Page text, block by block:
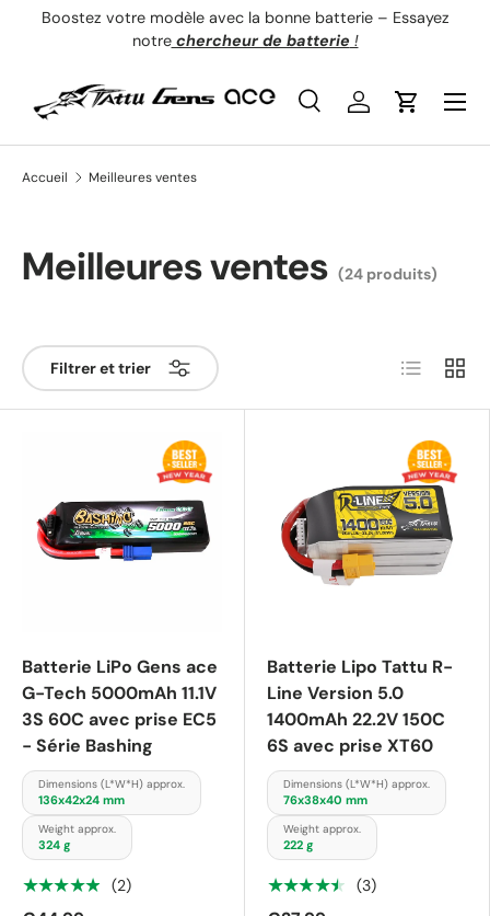
Aller au contenu
Boostez votre modèle avec la bonne batterie – Essayez
notrechercheur de batterie !
Recherche
Type de produit
RechercheSe connecter
Panier
Menu
Accueil Meilleures ventes
Meilleures ventes (24 produits)
Filtrer et trier Liste Grille
Batterie LiPo Gens ace
G-Tech 5000mAh 11.1V
3S 60C avec prise EC5
- Série Bashing
Dimensions (L*W*H) approx.
136x42x24 mm
Weight approx.
324 g
★★★★★ (2)
Batterie Lipo Tattu R-
Line Version 5.0
1400mAh 22.2V 150C
6S avec prise XT60
Dimensions (L*W*H) approx.
76x38x40 mm
Weight approx.
222 g
★★★★★ (3)